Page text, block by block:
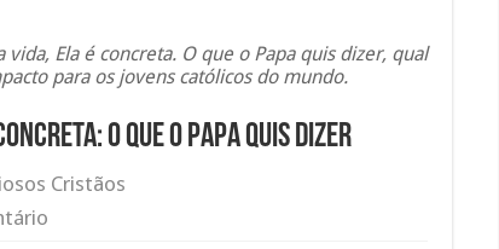
Ela é concreta. O que o Papa quis dizer, qual
para os jovens católicos do mundo.
O que o Papa quis dizer
Cristãos